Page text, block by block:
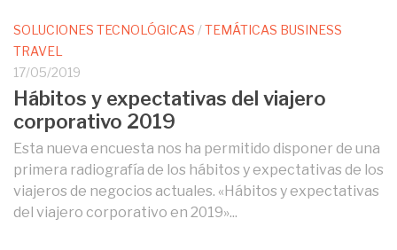
SOLUCIONES TECNOLÓGICAS /TEMÁTICAS BUSINESS
TRAVEL
17/05/2019
Hábitos y expectativas del viajero
corporativo 2019
Esta nueva encuesta nos ha permitido disponer de una
primera radiografía de los hábitos y expectativas de los
viajeros de negocios actuales. «Hábitos y expectativas
del viajero corporativo en 2019»...